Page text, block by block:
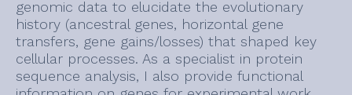
genomic data to elucidate the evolutionary
history (ancestral genes, horizontal gene
transfers, gene gains/losses) that shaped key
cellular processes. As a specialist in protein
sequence analysis, I also provide functional